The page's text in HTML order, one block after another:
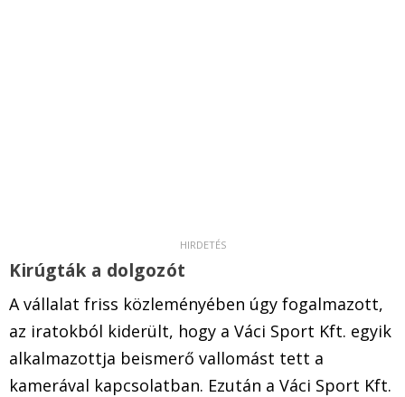
Kirúgták a dolgozót
A vállalat friss közleményében úgy fogalmazott,
az iratokból kiderült, hogy a Váci Sport Kft. egyik
alkalmazottja beismerő vallomást tett a
kamerával kapcsolatban. Ezután a Váci Sport Kft.